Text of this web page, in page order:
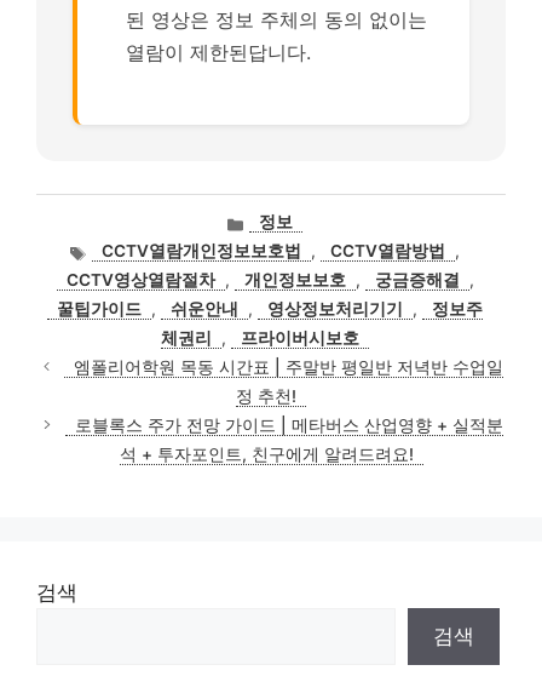
된 영상은 정보 주체의 동의 없이는
열람이 제한된답니다.
카
테
고
리
정보
태
그
CCTV열람개인정보보호법 , CCTV열람방법
,
CCTV영상열람절차 , 개인정보보호 , 궁금증해결
,
꿀팁가이드 , 쉬운안내 , 영상정보처리기기 ,
정보주
체권리
,
프라이버시보호
엠폴리어학원 목동 시간표 | 주말반 평일반 저녁반 수업일
정 추천!
로블록스 주가 전망 가이드 | 메타버스 산업영향 + 실적분
석 + 투자포인트, 친구에게 알려드려요!
검색
검색